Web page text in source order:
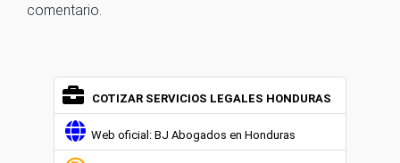
comentario.
COTIZAR SERVICIOS LEGALES HONDURAS
Web oficial: BJ Abogados en Honduras